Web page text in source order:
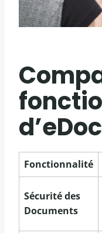
Fonctionnalité
Sécurité des
Documents